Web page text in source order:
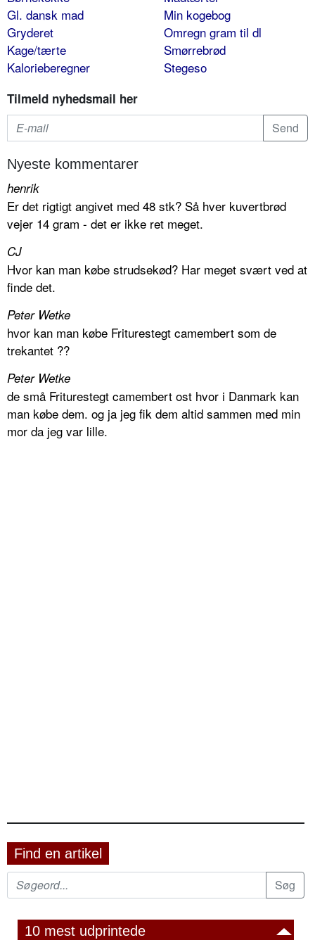
Gl. dansk mad
Gryderet
Kage/tærte
Kalorieberegner
Min kogebog
Omregn gram til dl
Smørrebrød
Stegeso
Tilmeld nyhedsmail her
Nyeste kommentarer
henrik
Er det rigtigt angivet med 48 stk? Så hver kuvertbrød
vejer 14 gram - det er ikke ret meget.
CJ
Hvor kan man købe strudsekød? Har meget svært ved at
finde det.
Peter Wetke
hvor kan man købe Friturestegt camembert som de
trekantet ??
Peter Wetke
de små Friturestegt camembert ost hvor i Danmark kan
man købe dem. og ja jeg fik dem altid sammen med min
mor da jeg var lille.
Find en artikel
10 mest udprintede